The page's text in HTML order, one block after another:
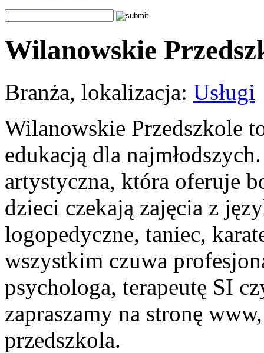
Wilanowskie
Branża, lokalizacja: Usługi
Wilanowskie Przedszkole
edukacją dla
artystyczna, która oferuje
dzieci czekają zajęcia z
logopedyczne, taniec,
wszystkim czuwa
psychologa, terapeutę SI
zapraszamy na stronę
przedszkola.